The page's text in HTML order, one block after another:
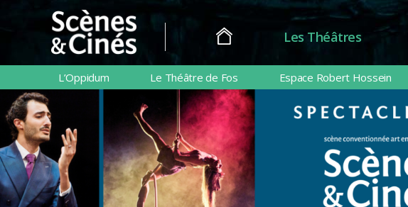
Scènes
&
Cinés
Les Théâtres
L’Oppidum Le Théâtre de Fos Espace Robert Hossein